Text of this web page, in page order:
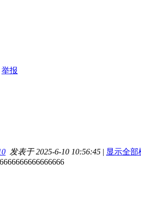
举报
发表于 2025-6-10 10:56:45 | 显示全部